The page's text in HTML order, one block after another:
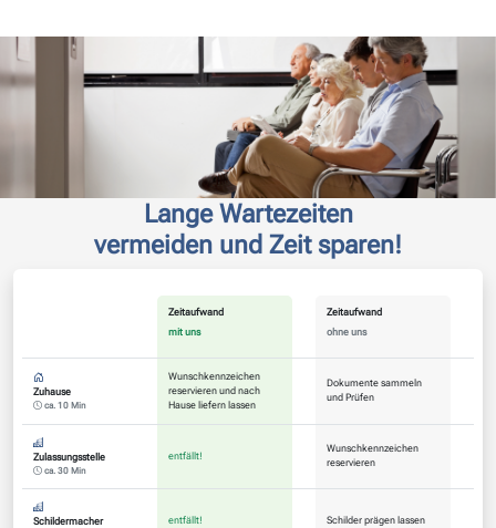
Lange Wartezeiten
vermeiden und Zeit sparen!
Zeitaufwand
mit uns
Zeitaufwand
ohne uns
Zuhause
ca. 10 Min
Wunschkennzeichen
reservieren und nach
Hause liefern lassen
Dokumente sammeln
und Prüfen
Zulassungsstelle
ca. 30 Min
entfällt!
Wunschkennzeichen
reservieren
Schildermacher entfällt! Schilder prägen lassen